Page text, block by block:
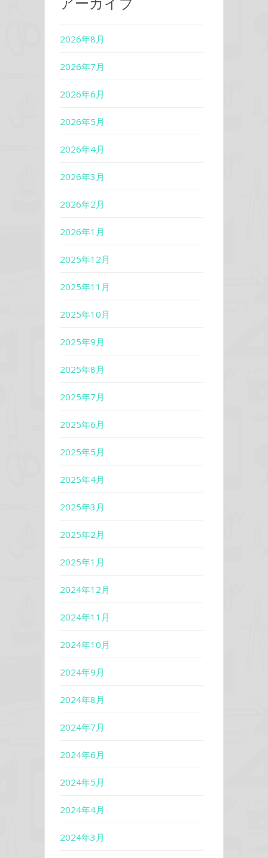
2026年8月
2026年7月
2026年6月
2026年5月
2026年4月
2026年3月
2026年2月
2026年1月
2025年12月
2025年11月
2025年10月
2025年9月
2025年8月
2025年7月
2025年6月
2025年5月
2025年4月
2025年3月
2025年2月
2025年1月
2024年12月
2024年11月
2024年10月
2024年9月
2024年8月
2024年7月
2024年6月
2024年5月
2024年4月
2024年3月